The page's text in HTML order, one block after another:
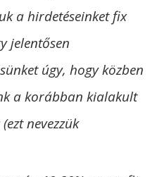
a hirdetéseinket fix
jelentősen
úgy, hogy közben
a korábban kialakult
nevezzük